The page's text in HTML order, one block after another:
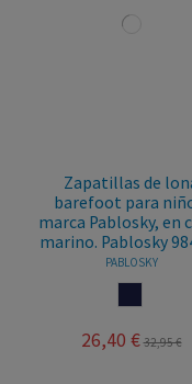
Zapatillas de
barefoot para
marca Pablosky, en
marino. Pablosky
PABLOSKY
26,40 € 32,95 €